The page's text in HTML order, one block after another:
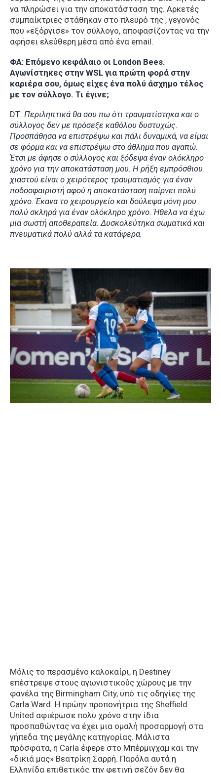
να πληρώσει για την αποκατάσταση της. Αρκετές
συμπαίκτριες στάθηκαν στο πλευρό της , γεγονός
που «εξόργισε» τον σύλλογο, αποφασίζοντας να την
αφήσει ελεύθερη μέσα από ένα email.
ΦΑ: Επόμενο κεφάλαιο οι London Bees.
Αγωνίστηκες στην WSL για πρώτη φορά στην
καριέρα σου, όμως είχες ένα πολύ άσχημο τέλος
με τον σύλλογο. Τι έγινε;
DT: Περιληπτικά θα σου πω ότι τραυματίστηκα και ο
σύλλογος δεν με πρόσεξε καθόλου δυστυχώς.
Προσπάθησα να επιστρέψω και πάλι δυναμικά, να είμαι
σε φόρμα και να επιστρέψω στο άθλημα που αγαπώ.
Έτσι με άφησε ο σύλλογος και ξόδεψα έναν ολόκληρο
χρόνο για την αποκατάσταση μου. Η ρήξη εμπρόσθιου
χιαστού είναι ο χειρότερος τραυματισμός για έναν
ποδοσφαιριστή αφού η αποκατάσταση παίρνει πολύ
χρόνο. Έκανα το χειρουργείο και δούλεψα μόνη μου
πολύ σκληρά για έναν ολόκληρο χρόνο. Ήθελα να έχω
μια σωστή αποθεραπεία. Δυσκολεύτηκα σωματικά και
πνευματικά πολύ αλλά τα κατάφερα.
Μόλις το περασμένο καλοκαίρι, η Destiney
επέστρεψε στους αγωνιστικούς χώρους με την
φανέλα της Birmingham City, υπό τις οδηγίες της
Carla Ward. H πρώην προπονήτρια της Sheffield
United αφιέρωσε πολύ χρόνο στην ίδια
προσπαθώντας να έχει μια ομαλή προσαρμογή στα
γήπεδα της μεγάλης κατηγορίας. Μάλιστα
πρόσφατα, η Carla έφερε στο Μπέρμιγχαμ και την
«δικιά μας» Βεατρίκη Σαρρή. Παρόλα αυτά η
Ελληνίδα επιθετικός την φετινή σεζόν δεν θα